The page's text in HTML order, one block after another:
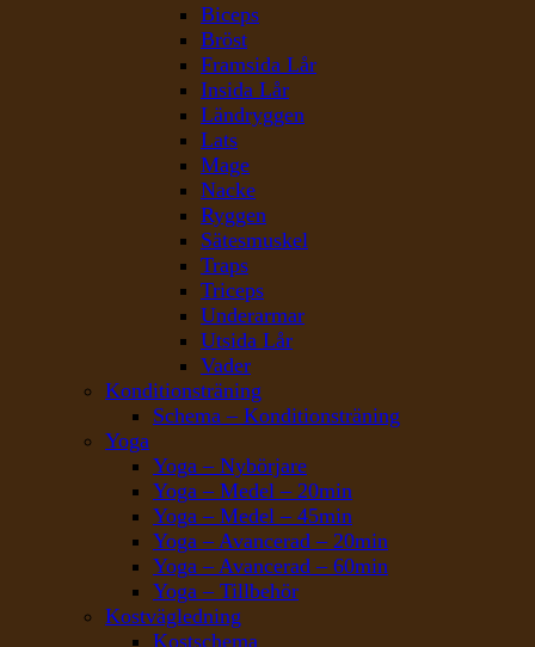
Biceps
Bröst
Framsida Lår
Insida Lår
Ländryggen
Lats
Mage
Nacke
Ryggen
Sätesmuskel
Traps
Triceps
Underarmar
Utsida Lår
Vader
Konditionsträning
Schema – Konditionsträning
Yoga
Yoga – Nybörjare
Yoga – Medel – 20min
Yoga – Medel – 45min
Yoga – Avancerad – 20min
Yoga – Avancerad – 60min
Yoga – Tillbehör
Kostvägledning
Kostschema